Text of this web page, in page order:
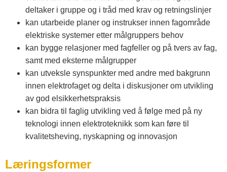
deltaker i gruppe og i tråd med krav og retningslinjer
kan utarbeide planer og instrukser innen fagområde
elektriske systemer etter målgruppers behov
kan bygge relasjoner med fagfeller og på tvers av fag,
samt med eksterne målgrupper
kan utveksle synspunkter med andre med bakgrunn
innen elektrofaget og delta i diskusjoner om utvikling
av god elsikkerhetspraksis
kan bidra til faglig utvikling ved å følge med på ny
teknologi innen elektroteknikk som kan føre til
kvalitetsheving, nyskapning og innovasjon
Læringsformer